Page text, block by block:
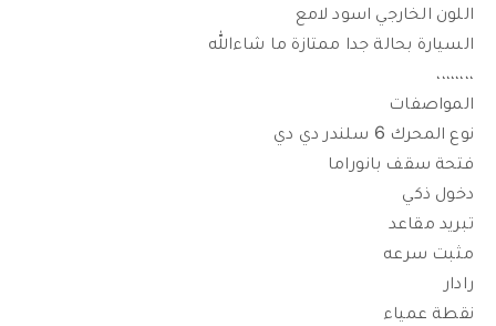
اللون الخارجي اسود لامع
السيارة بحالة جدا ممتازة ما شاءالله
،،،،،،،،
المواصفات
نوع المحرك 6 سلندر دي دي
فتحة سقف بانوراما
دخول ذكي
تبريد مقاعد
مثبت سرعه
رادار
نقطة عمياء